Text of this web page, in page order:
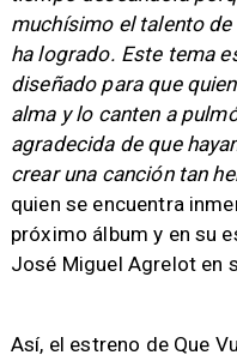
muchísimo el talento
ha logrado. Este tema
diseñado para que
alma y lo canten a
agradecida de que
crear una canción tan
quien se encuentra
próximo álbum y en su
José Miguel Agrelot en
Así, el estreno de Que